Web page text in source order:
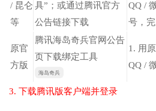
/ 昆仑
等
具”；或通过腾讯官方
公告链接下载
QQ /
号，
原官
方版
腾讯海岛奇兵官网公告
页下载绑定工具
海岛奇兵
1. 用
QQ /
3. 下载腾讯版客户端并登录